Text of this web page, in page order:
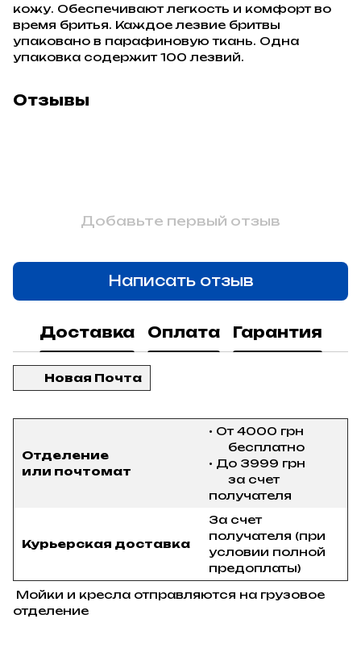
кожу. Обеспечивают легкость и комфорт во
время бритья. Каждое лезвие бритвы
упаковано в парафиновую ткань. Одна
упаковка содержит 100 лезвий.
Отзывы
Добавьте первый отзыв
Написать отзыв
Доставка Оплата Гарантия
Новая Почта
Отделение
или почтомат
• От 4000 грн
бесплатно
• До 3999 грн
за счет
получателя
Курьерская доставка
За счет
получателя (при
условии полной
предоплаты)
Мойки и кресла отправляются на грузовое
отделение